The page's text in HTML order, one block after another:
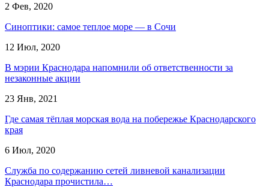
2 Фев, 2020
Синоптики: самое теплое море — в Сочи
12 Июл, 2020
В мэрии Краснодара напомнили об ответственности за
незаконные акции
23 Янв, 2021
Где самая тёплая морская вода на побережье Краснодарского
края
6 Июл, 2020
Служба по содержанию сетей ливневой канализации
Краснодара прочистила…